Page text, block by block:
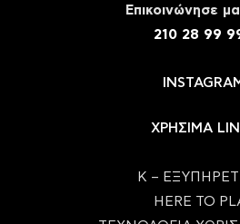
Eπικοινώνησε
210 28 99
ΧΡΗΣΙΜΑ
Κ –
HERE TO